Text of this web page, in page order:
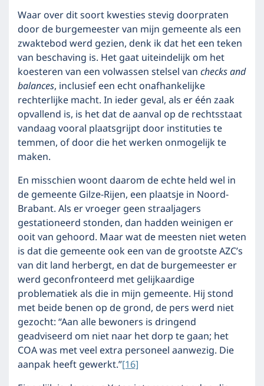
Waar over dit soort kwesties stevig doorpraten
door de burgemeester van mijn gemeente als een
zwaktebod werd gezien, denk ik dat het een teken
van beschaving is. Het gaat uiteindelijk om het
koesteren van een volwassen stelsel vanchecks and
balances, inclusief een echt onafhankelijke
rechterlijke macht. In ieder geval, als er één zaak
opvallend is, is het dat de aanval op de rechtsstaat
vandaag vooral plaatsgrijpt door instituties te
temmen, of door die het werken onmogelijk te
maken.
En misschien woont daarom de echte held wel in
de gemeente Gilze-Rijen, een plaatsje in Noord-
Brabant. Als er vroeger geen straaljagers
gestationeerd stonden, dan hadden weinigen er
ooit van gehoord. Maar wat de meesten niet weten
is dat die gemeente ook een van de grootste AZC’s
van dit land herbergt, en dat de burgemeester er
werd geconfronteerd met gelijkaardige
problematiek als die in mijn gemeente. Hij stond
met beide benen op de grond, de pers werd niet
gezocht: “Aan alle bewoners is dringend
geadviseerd om niet naar het dorp te gaan; het
COA was met veel extra personeel aanwezig. Die
aanpak heeft gewerkt.”[16]